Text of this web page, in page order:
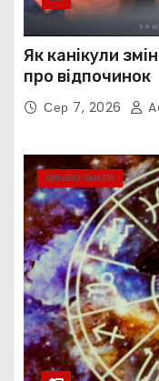
Як канікули
про відпочинок
Сер 7, 2026
ЦІКАВО ЗНАТИ